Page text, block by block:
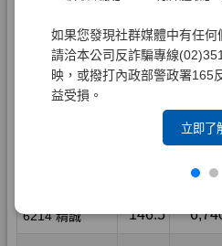
如果您發現社群媒體中有任何
請洽本公司反詐騙專線
映，或撥打內政部警政署165
益受損。
立即了